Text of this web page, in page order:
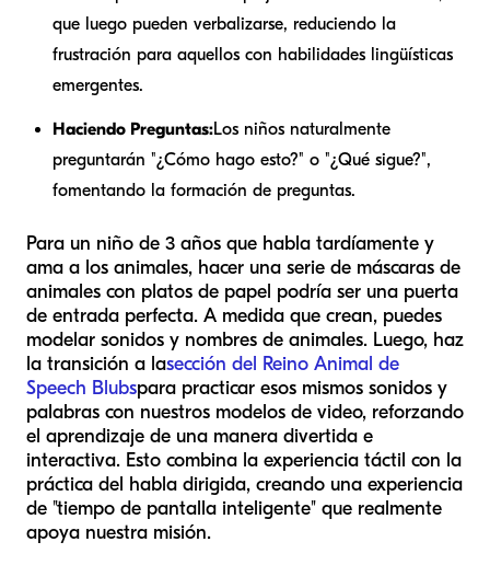
que luego pueden verbalizarse, reduciendo la
frustración para aquellos con habilidades lingüísticas
emergentes.
Haciendo Preguntas:Los niños naturalmente
preguntarán "¿Cómo hago esto?" o "¿Qué sigue?",
fomentando la formación de preguntas.
Para un niño de 3 años que habla tardíamente y
ama a los animales, hacer una serie de máscaras de
animales con platos de papel podría ser una puerta
de entrada perfecta. A medida que crean, puedes
modelar sonidos y nombres de animales. Luego, haz
la transición a lasección del Reino Animal de
Speech Blubspara practicar esos mismos sonidos y
palabras con nuestros modelos de video, reforzando
el aprendizaje de una manera divertida e
interactiva. Esto combina la experiencia táctil con la
práctica del habla dirigida, creando una experiencia
de "tiempo de pantalla inteligente" que realmente
apoya nuestra misión.